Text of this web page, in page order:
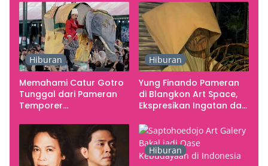
Hiburan
Memahami Catur Gotro
Tunggal dari Pameran
Temporer
Hiburan
Yung Finando Pameran
di Blangkon Art Space,
Ekspresikan Ingatan dan
Hiburan